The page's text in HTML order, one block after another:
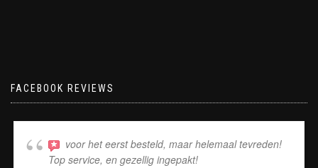
FACEBOOK REVIEWS
voor het eerst besteld, maar helemaal tevreden!
Top service, en gezellig ingepakt!